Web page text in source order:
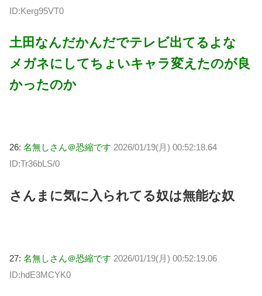
ID:Kerg95VT0
土田なんだかんだでテレビ出てるよな
メガネにしてちょいキャラ変えたのが良
かったのか
26: 名無しさん＠恐縮です 2026/01/19(月) 00:52:18.64
ID:Tr36bLS/0
さんまに気に入られてる奴は無能な奴
27: 名無しさん＠恐縮です 2026/01/19(月) 00:52:19.06
ID:hdE3MCYK0